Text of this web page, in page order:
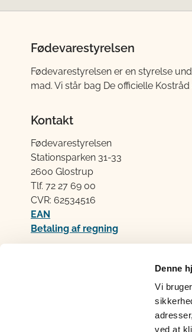
Denne
Vi
ved at
Fødevarestyrelsen
Fødevarestyrelsen er en styrelse
mad. Vi står bag De officielle
Kontakt
Fødevarestyrelsen
Stationsparken 31-33
2600 Glostrup
Tlf. 72 2​​​7 69 00
CVR: 62534516
EAN
Betaling af regning